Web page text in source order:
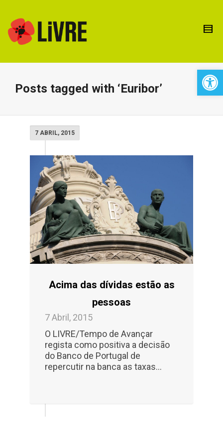
Posts tagged with ‘Euribor’
7 ABRIL, 2015
Acima das dívidas estão as
pessoas
7 Abril, 2015
O LIVRE/Tempo de Avançar
regista como positiva a decisão
do Banco de Portugal de
repercutir na banca as taxas…